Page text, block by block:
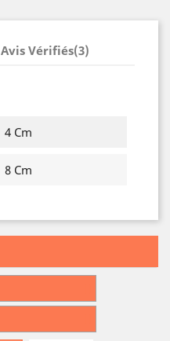
Avis Vérifiés(3)
4 Cm
8 Cm